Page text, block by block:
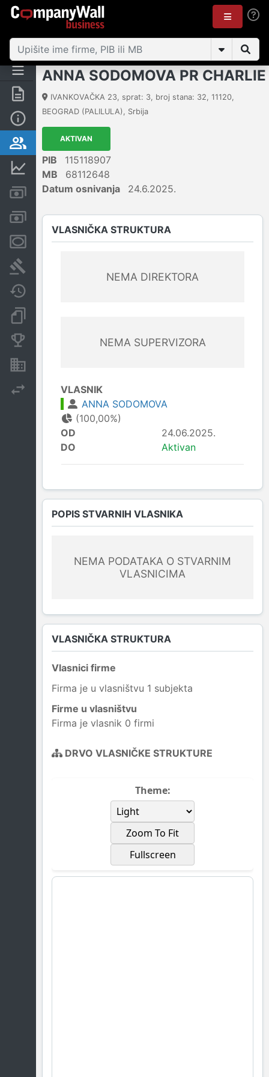
Rezime
Osnovni podaci
Vlasnička struktura
Kreditni limit kompanije
Računi i blokade
Menice i zaloge
Konkurentske kompanije
ANNA SODOMOVA PR CHARLIE
IVANKOVAČKA 23, sprat: 3, broj stana: 32, 11120,
BEOGRAD (PALILULA), Srbija
AKTIVAN
PIB
115118907
MB
68112648
Datum osnivanja
24.6.2025.
VLASNIČKA STRUKTURA
NEMA DIREKTORA
NEMA SUPERVIZORA
VLASNIK
ANNA SODOMOVA
(100,00%)
OD
24.06.2025.
DO
Aktivan
POPIS STVARNIH VLASNIKA
NEMA PODATAKA O STVARNIM
VLASNICIMA
VLASNIČKA STRUKTURA
Vlasnici firme
Firma je u vlasništvu 1 subjekta
Firme u vlasništvu
Firma je vlasnik 0 firmi
DRVO VLASNIČKE STRUKTURE
Theme:
Zoom To Fit
Fullscreen